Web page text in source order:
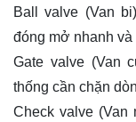
Ball valve (Van
đóng mở nhanh và
Gate valve (Van
thống cần chặn
Check valve (Van